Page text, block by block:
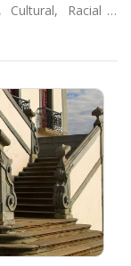
Cultural, Racial e